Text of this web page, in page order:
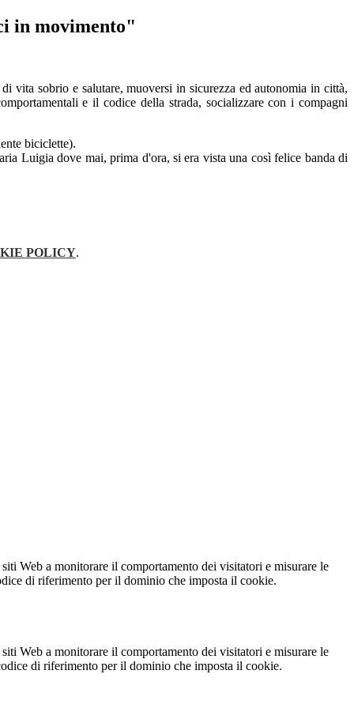
in movimento"
vita sobrio e salutare, muoversi in sicurezza ed autonomia in città,
e il codice della strada, socializzare con i compagni
biciclette).
Luigia dove mai, prima d'ora, si era vista una così felice banda di
POLICY.
Web a monitorare il comportamento dei visitatori e misurare le
di riferimento per il dominio che imposta il cookie.
Web a monitorare il comportamento dei visitatori e misurare le
di riferimento per il dominio che imposta il cookie.